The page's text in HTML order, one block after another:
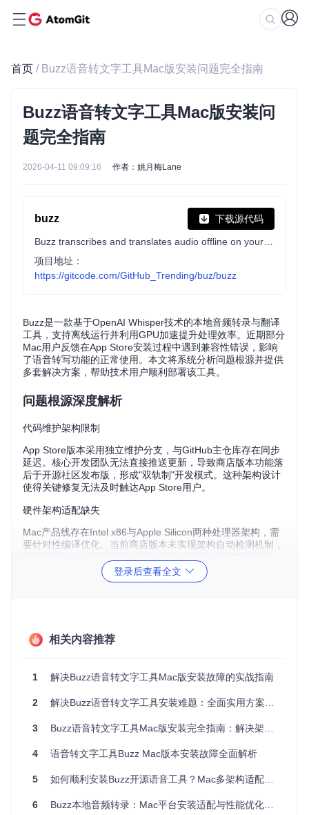
首页 / Buzz语音转文字工具Mac版安装问题完全指南
Buzz语音转文字工具Mac版安装问
题完全指南
2026-04-11 09:09:16 作者：姚月梅Lane
buzz 下载源代码
项目地址：
https://gitcode.com/GitHub_Trending/buz/buzz
Buzz是一款基于OpenAI Whisper技术的本地音频转录与翻译
工具，支持离线运行并利用GPU加速提升处理效率。近期部分
Mac用户反馈在App Store安装过程中遇到兼容性错误，影响
了语音转写功能的正常使用。本文将系统分析问题根源并提供
多套解决方案，帮助技术用户顺利部署该工具。
问题根源深度解析
代码维护架构限制
App Store版本采用独立维护分支，与GitHub主仓库存在同步
延迟。核心开发团队无法直接推送更新，导致商店版本功能落
后于开源社区发布版，形成"双轨制"开发模式。这种架构设计
使得关键修复无法及时触达App Store用户。
硬件架构适配缺失
Mac产品线存在Intel x86与Apple Silicon两种处理器架构，需
要针对性编译优化。当前商店版本未实现架构自动检测机制，
常，特别是GPU加速模块无法正确调用Metal框架。
从项目官方渠道获取对应架构的预编译包，这是最直接的解决
4"（适用于Apple Silicon）或"x64"（适用于Intel芯片）的.dmg
安装文件。下载后拖拽应用至Applications文件夹，首次运行
时需在"系统设置>安全性与隐私"中允许来自开发者的应用。
用。首先确保系统已安装Xcode命令行工具和Python 3.9+环
登录后查看全文
相关内容推荐
1 解决Buzz语音转文字工具Mac版安装故障的实战指南
2 解决Buzz语音转文字工具安装难题：全面实用方案指南
3 Buzz语音转文字工具Mac版安装完全指南：解决架构适配与性能优化问题
4 语音转文字工具Buzz Mac版本安装故障全面解析
5 如何顺利安装Buzz开源语音工具？Mac多架构适配与本地GPU加速方案
6 Buzz本地音频转录：Mac平台安装适配与性能优化指南